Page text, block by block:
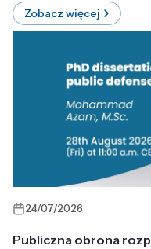
Zobacz więcej
24/07/2026
Publiczna obrona